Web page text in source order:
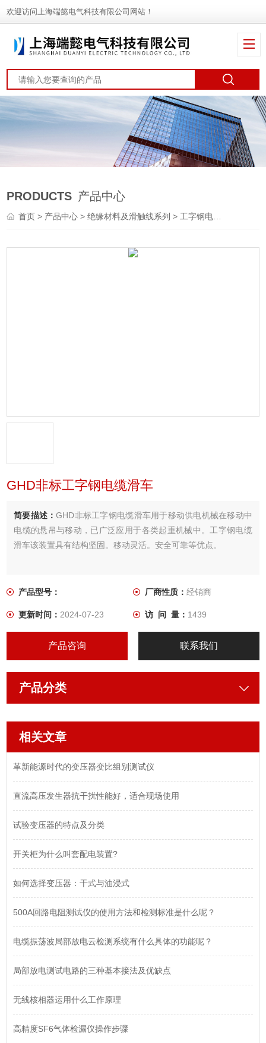
欢迎访问上海端懿电气科技有限公司网站！
PRODUCTS 产品中心
首页> 产品中心 >绝缘材料及滑触线系列 >工字钢电缆滑车
GHD非标工字钢电缆滑车
简要描述：GHD非标工字钢电缆滑车用于移动供电机械在移动中
电缆的悬吊与移动，已广泛应用于各类起重机械中。工字钢电缆
滑车该装置具有结构坚固。移动灵活。安全可靠等优点。
产品型号： 厂商性质： 经销商
更新时间：2024-07-23 访 问 量： 1439
产品咨询 联系我们
产品分类
相关文章
革新能源时代的变压器变比组别测试仪
直流高压发生器抗干扰性能好，适合现场使用
试验变压器的特点及分类
开关柜为什么叫套配电装置?
如何选择变压器：干式与油浸式
500A回路电阻测试仪的使用方法和检测标准是什么呢？
电缆振荡波局部放电云检测系统有什么具体的功能呢？
局部放电测试电路的三种基本接法及优缺点
无线核相器运用什么工作原理
高精度SF6气体检漏仪操作步骤